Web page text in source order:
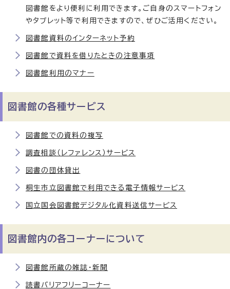
図書館をより便利に利用できます。ご自身のスマートフォン
やタブレット等で利用できますので、ぜひご活用ください。
図書館資料のインターネット予約
図書館で資料を借りたときの注意事項
図書館利用のマナー
図書館の各種サービス
図書館での資料の複写
調査相談（レファレンス）サービス
図書の団体貸出
桐生市立図書館で利用できる電子情報サービス
国立国会図書館デジタル化資料送信サービス
図書館内の各コーナーについて
図書館所蔵の雑誌・新聞
読書バリアフリーコーナー